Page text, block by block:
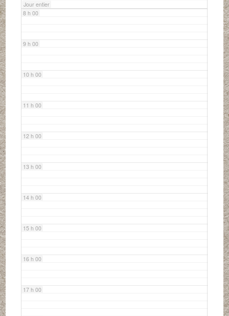
Jour entier
8 h 00
9 h 00
10 h 00
11 h 00
12 h 00
13 h 00
14 h 00
15 h 00
16 h 00
17 h 00